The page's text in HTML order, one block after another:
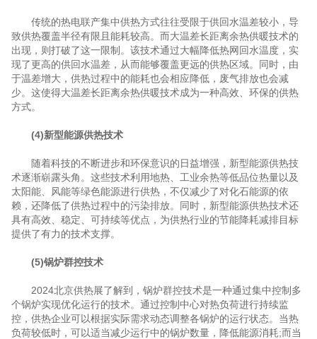
传统的热电联产集中供热方式往往受限于供回水温差较小，导
致供热覆盖半径有限且能耗较高。而大温差长距离余热供暖技术的
出现，则打破了这一限制。该技术通过大幅降低热网回水温度，实
现了更高的供回水温差，从而能够覆盖更远的供热区域。同时，由
于温差增大，供热过程中的能耗也会相应降低，废气排放也会减
少。这使得大温差长距离余热供暖技术成为一种高效、环保的供热
方式。
(4)新型能源供热技术
随着科技的不断进步和环保意识的日益增强，新型能源供热技
术逐渐崭露头角。这些技术利用地热、工业余热等低品位热量以及
太阳能、风能等绿色能源进行供热，不仅减少了对化石能源的依
赖，还降低了供热过程中的污染排放。同时，新型能源供热技术还
具有高效、稳定、可持续等优点，为供热行业的节能降耗减排目标
提供了有力的技术支撑。
(5)锅炉群控技术
2024北京供热展了解到，锅炉群控技术是一种通过集中控制多
个锅炉实现优化运行的技术。通过控制中心对热负荷进行持续监
控，供热企业可以根据实际需求动态调整各锅炉的运行状态。当热
负荷较低时，可以适当减少运行中的锅炉数量，降低能源消耗;而当